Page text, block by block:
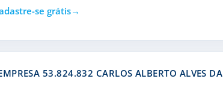
se grátis
53.824.832 CARLOS ALBERTO ALVES DA